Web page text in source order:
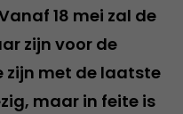
18 mei zal de
zijn voor de
zijn met de laatste
maar in feite is